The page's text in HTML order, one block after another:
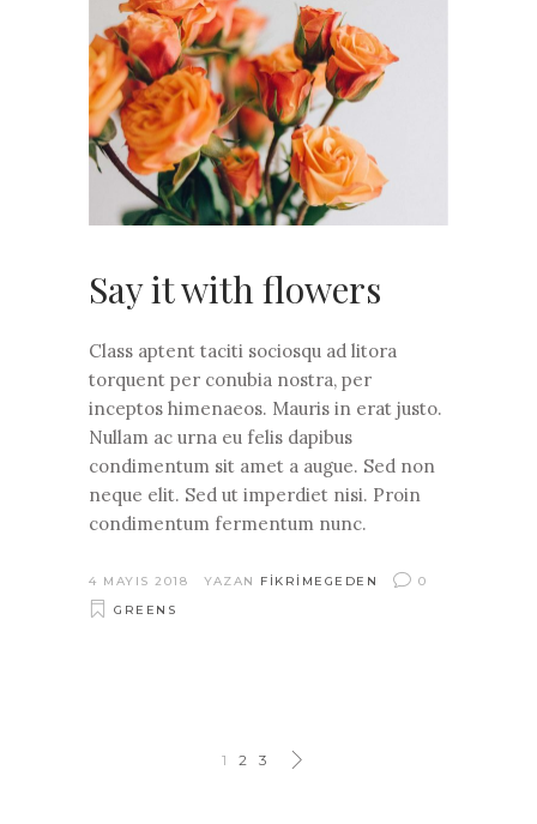
Say it with flowers
Class aptent taciti sociosqu ad litora
torquent per conubia nostra, per
inceptos himenaeos. Mauris in erat justo.
Nullam ac urna eu felis dapibus
condimentum sit amet a augue. Sed non
neque elit. Sed ut imperdiet nisi. Proin
condimentum fermentum nunc.
4 MAYIS 2018 YAZAN FIKRIMEGEDEN
0
GREENS
1 2 3